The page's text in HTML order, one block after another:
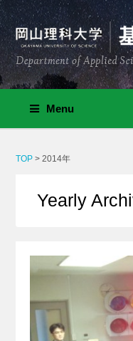
Menu
TOP >2014年
Yearly